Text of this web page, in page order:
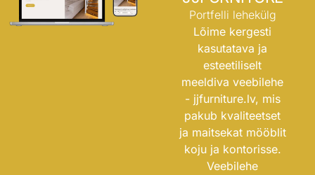
Portfelli lehekülg
Lõime kergesti
kasutatava ja
esteetiliselt
meeldiva veebilehe
- jjfurniture.lv, mis
pakub kvaliteetset
ja maitsekat mööblit
koju ja kontorisse.
Veebilehe